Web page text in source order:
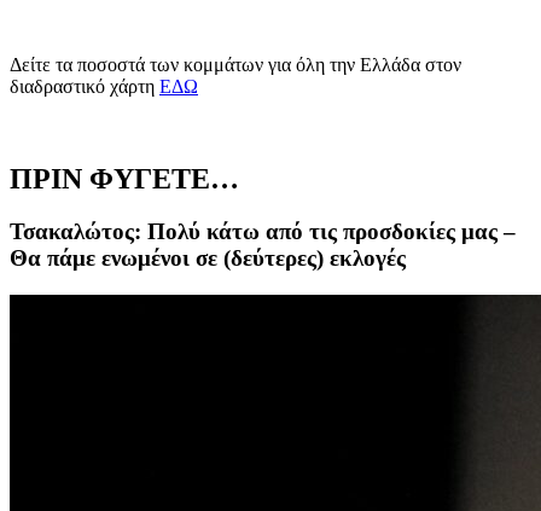
Δείτε τα ποσοστά των κομμάτων για όλη την Ελλάδα στον
διαδραστικό χάρτη ΕΔΩ
ΠΡΙΝ ΦΥΓΕΤΕ…
Τσακαλώτος: Πολύ κάτω από τις προσδοκίες μας –
Θα πάμε ενωμένοι σε (δεύτερες) εκλογές